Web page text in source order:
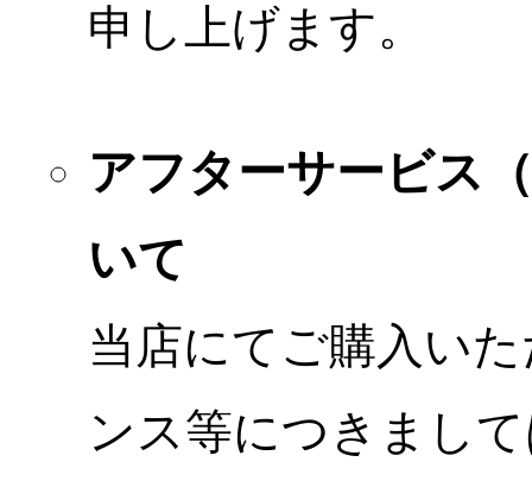
申し上げます。
アフターサービス
いて
当店にてご購入い
ンス等につきまし